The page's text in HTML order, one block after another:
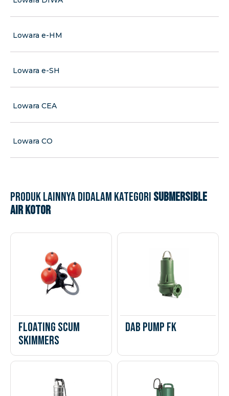
Lowara e-HM
Lowara e-SH
Lowara CEA
Lowara CO
Produk lainnya didalam kategori Submersible
Air Kotor
Floating Scum
Skimmers
DAB PUMP FK